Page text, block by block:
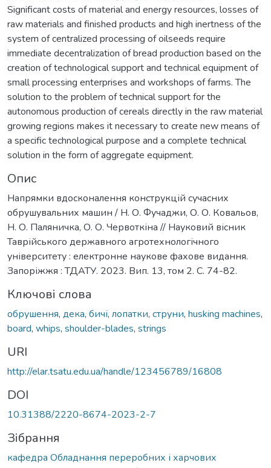
Significant costs of material and energy resources, losses of
raw materials and finished products and high inertness of the
system of centralized processing of oilseeds require
immediate decentralization of bread production based on the
creation of technological support and technical equipment of
small processing enterprises and workshops of farms. The
solution to the problem of technical support for the
autonomous production of cereals directly in the raw material
growing regions makes it necessary to create new means of
a specific technological purpose and a complete technical
solution in the form of aggregate equipment.
Опис
Напрямки вдосконалення конструкцій сучасних
обрушувальних машин / Н. О. Фучаджи, О. О. Ковальов,
Н. О. Паляничка, О. О. Червоткіна // Науковий вісник
Таврійського державного агротехнологічного
університету : електронне наукове фахове видання.
Запоріжжя : ТДАТУ. 2023. Вип. 13, том 2. C. 74-82.
Ключові слова
обрушення, дека, бичі, лопатки, струни, husking machines,
board, whips, shoulder-blades, strings
URI
http://elar.tsatu.edu.ua/handle/123456789/16808
DOI
10.31388/2220-8674-2023-2-7
Зібрання
кафедра Обладнання переробних і харчових